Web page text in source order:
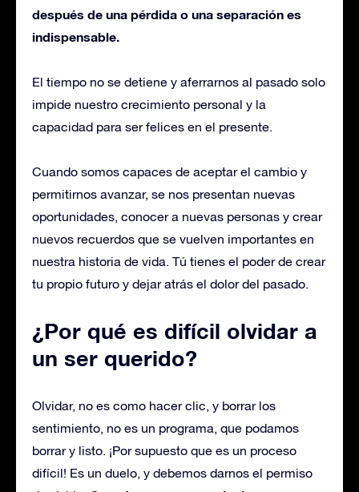
después de una pérdida o una separación es
indispensable.
El tiempo no se detiene y aferrarnos al pasado solo
impide nuestro crecimiento personal y la
capacidad para ser felices en el presente.
Cuando somos capaces de aceptar el cambio y
permitirnos avanzar, se nos presentan nuevas
oportunidades, conocer a nuevas personas y crear
nuevos recuerdos que se vuelven importantes en
nuestra historia de vida. Tú tienes el poder de crear
tu propio futuro y dejar atrás el dolor del pasado.
¿Por qué es difícil olvidar a
un ser querido?
Olvidar, no es como hacer clic, y borrar los
sentimiento, no es un programa, que podamos
borrar y listo. ¡Por supuesto que es un proceso
difícil! Es un duelo, y debemos darnos el permiso